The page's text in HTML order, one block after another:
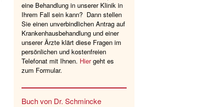
eine Behandlung in unserer Klinik in
Ihrem Fall sein kann? Dann stellen
Sie einen unverbindlichen Antrag auf
Krankenhausbehandlung und einer
unserer Ärzte klärt diese Fragen im
persönlichen und kostenfreien
Telefonat mit Ihnen. Hiergeht es
zum Formular.
Buch von Dr. Schmincke